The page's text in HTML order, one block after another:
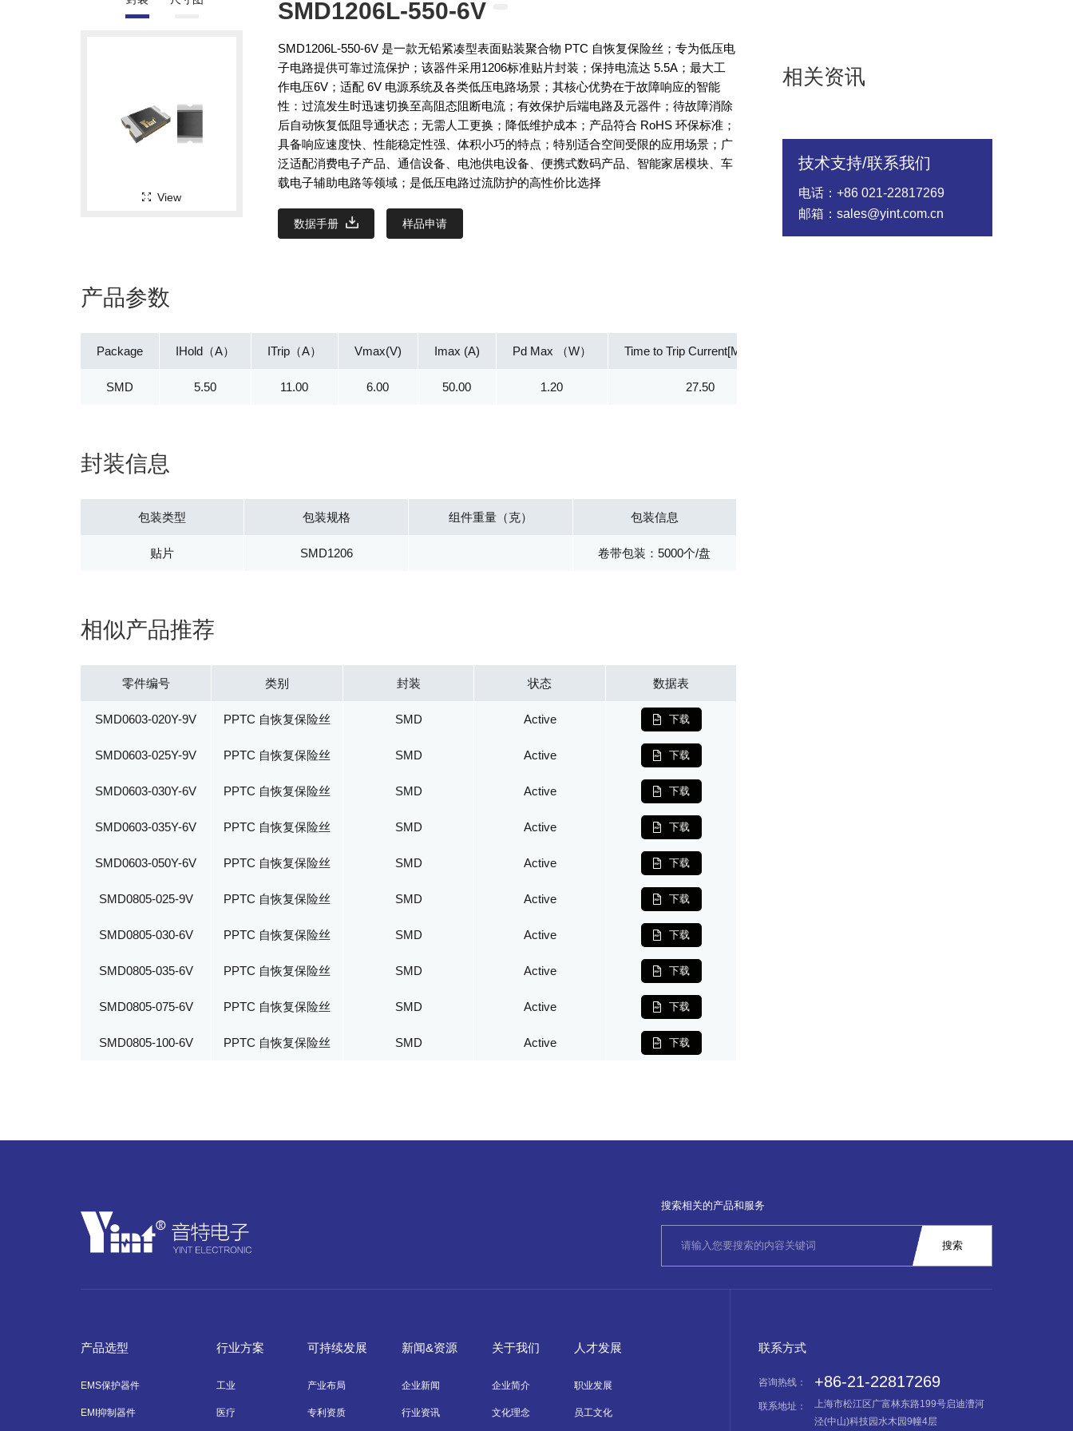
View
SMD1206L-550-6V
SMD1206L-550-6V 是一款无铅紧凑型表面贴装聚合物 PTC 自恢复保险丝；专为低压电
子电路提供可靠过流保护；该器件采用1206标准贴片封装；保持电流达 5.5A；最大工
作电压6V；适配 6V 电源系统及各类低压电路场景；其核心优势在于故障响应的智能
性：过流发生时迅速切换至高阻态阻断电流；有效保护后端电路及元器件；待故障消除
后自动恢复低阻导通状态；无需人工更换；降低维护成本；产品符合 RoHS 环保标准；
具备响应速度快、性能稳定性强、体积小巧的特点；特别适合空间受限的应用场景；广
泛适配消费电子产品、通信设备、电池供电设备、便携式数码产品、智能家居模块、车
载电子辅助电路等领域；是低压电路过流防护的高性价比选择
数据手册 样品申请
产品参数
Package
SMD
IHold（A）
5.50
ITrip（A）
11.00
Vmax(V)
6.00
Imax (A)
50.00
Pd Max （W）
1.20
Time to Trip Current[Max] (A)
27.50
封装信息
包装类型
贴片
包装规格
SMD1206
组件重量（克） 包装信息
卷带包装：5000个/盘
相似产品推荐
零件编号 类别 封装 状态 数据表
SMD0603-020Y-9V PPTC 自恢复保险丝 SMD Active 下载
SMD0603-025Y-9V PPTC 自恢复保险丝 SMD Active 下载
SMD0603-030Y-6V PPTC 自恢复保险丝 SMD Active 下载
SMD0603-035Y-6V PPTC 自恢复保险丝 SMD Active 下载
SMD0603-050Y-6V PPTC 自恢复保险丝 SMD Active 下载
SMD0805-025-9V PPTC 自恢复保险丝 SMD Active 下载
SMD0805-030-6V PPTC 自恢复保险丝 SMD Active 下载
SMD0805-035-6V PPTC 自恢复保险丝 SMD Active 下载
SMD0805-075-6V PPTC 自恢复保险丝 SMD Active 下载
SMD0805-100-6V PPTC 自恢复保险丝 SMD Active 下载
相关资讯
技术支持/联系我们
电话：+86 021-22817269
邮箱：sales@yint.com.cn
搜索相关的产品和服务
产品选型
EMS保护器件
EMI抑制器件
行业方案
工业
医疗
可持续发展
产业布局
专利资质
新闻&资源
企业新闻
行业资讯
关于我们
企业简介
文化理念
人才发展
职业发展
员工文化
联系方式
咨询热线： +86-21-22817269
联系地址：
上海市松江区广富林东路199号启迪漕河
泾(中山)科技园水木园9幢4层